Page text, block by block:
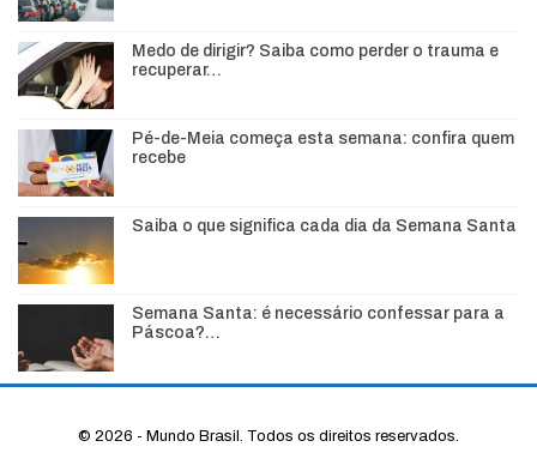
Medo de dirigir? Saiba como perder o trauma e
recuperar…
Pé-de-Meia começa esta semana: confira quem
recebe
Saiba o que significa cada dia da Semana Santa
Semana Santa: é necessário confessar para a
Páscoa?…
© 2026 - Mundo Brasil. Todos os direitos reservados.